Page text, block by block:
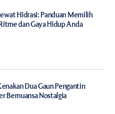
Hidrasi: Panduan Memilih
dan Gaya Hidup Anda
Dua Gaun Pengantin
Bernuansa Nostalgia